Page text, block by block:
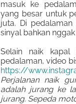
masuk ke
yang besar untuk
juta. Di
sinyal bahkan
Selain naik
pedalaman, video
https://
Perjalanan naik
adalah jurang ke
jurang. Sepeda